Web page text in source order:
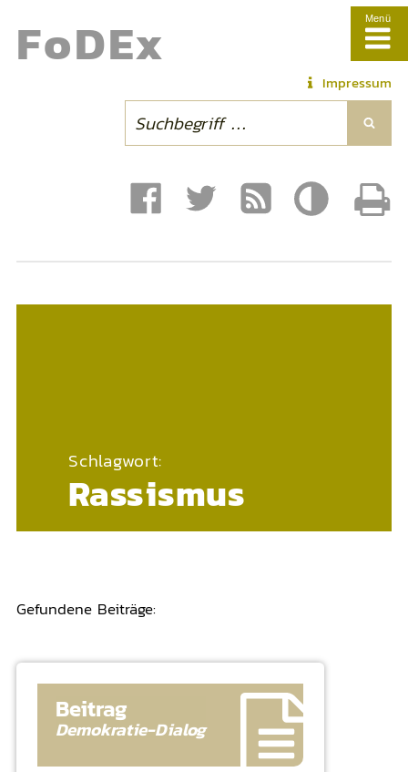
Menü
Impressum
FoDEx
Schlagwort:
Rassismus
Gefundene Beiträge:
Beitrag
Demokratie-Dialog